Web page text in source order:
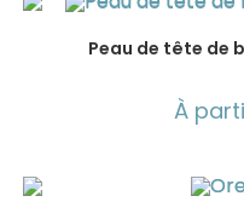
Peau de tête de
À